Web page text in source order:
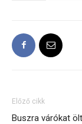
Előző cikk
Buszra várókat